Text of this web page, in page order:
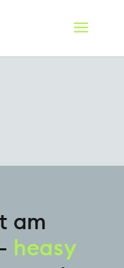
am
heasy